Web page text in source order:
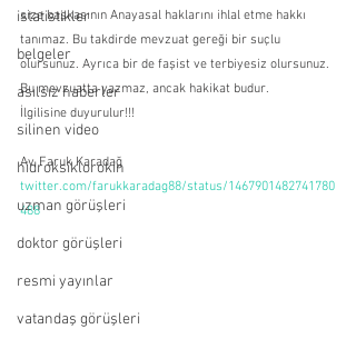
istatistikler
belgeler
asılsız haberler
silinen video
hidroksiklorokin
uzman görüşleri
doktor görüşleri
resmi yayınlar
vatandaş görüşleri
size başkasının Anayasal haklarını ihlal etme hakkı
tanımaz. Bu takdirde mevzuat gereği bir suçlu
olursunuz. Ayrıca bir de faşist ve terbiyesiz olursunuz.
Bu mevzuatta yazmaz, ancak hakikat budur.
İlgilisine duyurulur!!!
Av. Faruk Karadağ
twitter.com/farukkaradag88/status/1467901482741780
488